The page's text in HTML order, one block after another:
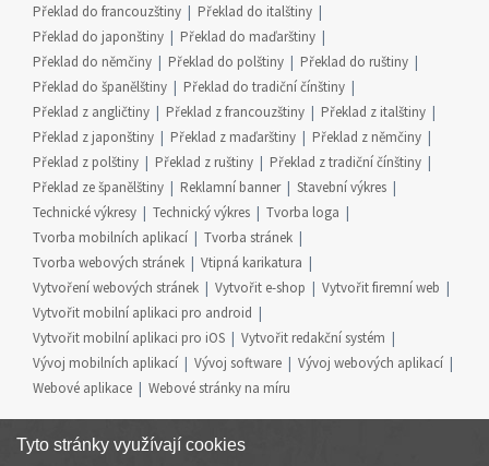
Překlad do francouzštiny
Překlad do italštiny
Překlad do japonštiny
Překlad do maďarštiny
Překlad do němčiny
Překlad do polštiny
Překlad do ruštiny
Překlad do španělštiny
Překlad do tradiční čínštiny
Překlad z angličtiny
Překlad z francouzštiny
Překlad z italštiny
Překlad z japonštiny
Překlad z maďarštiny
Překlad z němčiny
Překlad z polštiny
Překlad z ruštiny
Překlad z tradiční čínštiny
Překlad ze španělštiny
Reklamní banner
Stavební výkres
Technické výkresy
Technický výkres
Tvorba loga
Tvorba mobilních aplikací
Tvorba stránek
Tvorba webových stránek
Vtipná karikatura
Vytvoření webových stránek
Vytvořit e-shop
Vytvořit firemní web
Vytvořit mobilní aplikaci pro android
Vytvořit mobilní aplikaci pro iOS
Vytvořit redakční systém
Vývoj mobilních aplikací
Vývoj software
Vývoj webových aplikací
Webové aplikace
Webové stránky na míru
Tyto stránky využívají cookies